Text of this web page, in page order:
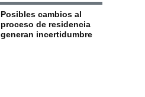
Posibles cambios al
proceso de residencia
generan incertidumbre